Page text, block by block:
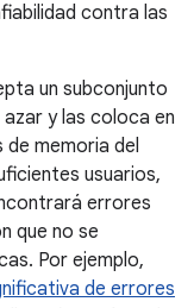
contra las
un subconjunto
y las coloca en
memoria del
usuarios,
errores
que no se
Por ejemplo,
de errores